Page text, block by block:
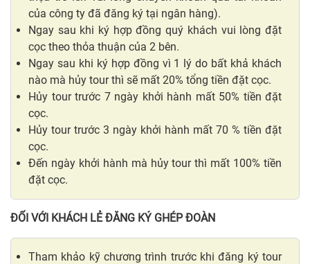
của công ty đã đăng ký tại ngân hàng).
Ngay sau khi ký hợp đồng quý khách vui lòng đặt
cọc theo thỏa thuận của 2 bên.
Ngay sau khi ký hợp đồng vì 1 lý do bất khả khách
nào mà hủy tour thì sẽ mất 20% tổng tiền đặt cọc.
Hủy tour trước 7 ngày khởi hành mất 50% tiền đặt
cọc.
Hủy tour trước 3 ngày khởi hành mất 70 % tiền đặt
cọc.
Đến ngày khởi hành mà hủy tour thì mất 100% tiền
đặt cọc.
ĐỐI VỚI KHÁCH LẺ ĐĂNG KÝ GHÉP ĐOÀN
Tham khảo kỹ chương trình trước khi đăng ký tour